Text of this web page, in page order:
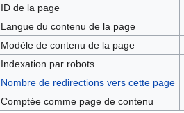
ID de la page
Langue du contenu de la page
Modèle de contenu de la page
Indexation par robots
Nombre de redirections vers cette page
Comptée comme page de contenu